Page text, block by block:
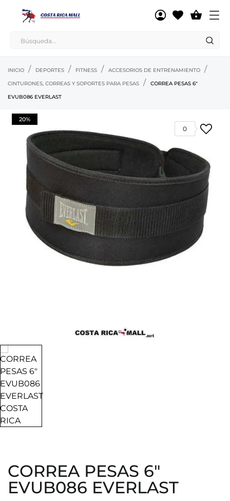

INICIO DEPORTES FITNESS
ACCESORIOS DE ENTRENAMIENTO
CINTURONES, CORREAS Y SOPORTES PARA PESAS
CORREA PESAS 6"
EVUB086 EVERLAST
20%
0
CORREA PESAS 6"
EVUB086 EVERLAST